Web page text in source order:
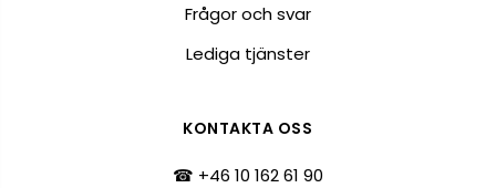
Frågor och svar
Lediga tjänster
KONTAKTA OSS
☎ +46 10 162 61 90